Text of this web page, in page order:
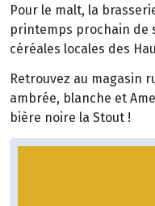
Pour le malt, la
printemps prochain de
céréales locales des
Retrouvez au magasin
ambrée, blanche et
bière noire la Stout !